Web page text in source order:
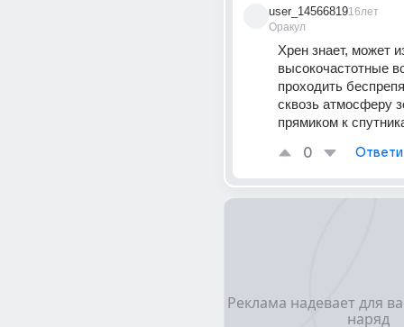
user_14566819
Оракул
16лет
Хрен знает, может
высокочастотные
проходить
сквозь атмосферу
прямиком к
0